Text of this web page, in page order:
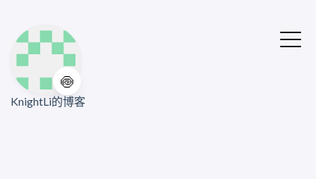
🍥
KnightLi的博客